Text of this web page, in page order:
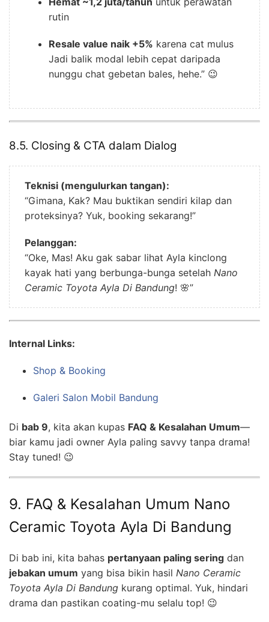
rutin
Resale value naik +5% karena cat mulus
Jadi balik modal lebih cepat daripada
nunggu chat gebetan bales, hehe.” 😉
8.5. Closing & CTA dalam Dialog
Teknisi (mengulurkan tangan):
“Gimana, Kak? Mau buktikan sendiri kilap dan
proteksinya? Yuk, booking sekarang!”
Pelanggan:
“Oke, Mas! Aku gak sabar lihat Ayla kinclong
kayak hati yang berbunga-bunga setelah Nano
Ceramic Toyota Ayla Di Bandung! 🌸”
Internal Links:
Shop & Booking
Galeri Salon Mobil Bandung
Di bab 9, kita akan kupas FAQ & Kesalahan Umum—
biar kamu jadi owner Ayla paling savvy tanpa drama!
Stay tuned! 😉
9. FAQ & Kesalahan Umum Nano
Ceramic Toyota Ayla Di Bandung
Di bab ini, kita bahas pertanyaan paling sering dan
jebakan umum yang bisa bikin hasil Nano Ceramic
Toyota Ayla Di Bandung kurang optimal. Yuk, hindari
drama dan pastikan coating-mu selalu top! 😉